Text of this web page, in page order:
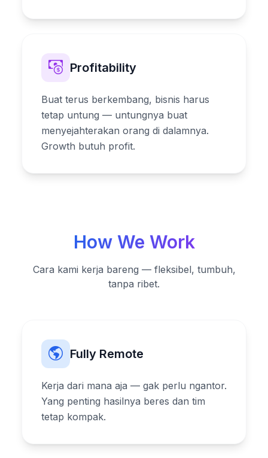
Profitability
Buat terus berkembang, bisnis harus
tetap untung — untungnya buat
menyejahterakan orang di dalamnya.
Growth butuh profit.
How We Work
Cara kami kerja bareng — fleksibel, tumbuh,
tanpa ribet.
Fully Remote
Kerja dari mana aja — gak perlu ngantor.
Yang penting hasilnya beres dan tim
tetap kompak.